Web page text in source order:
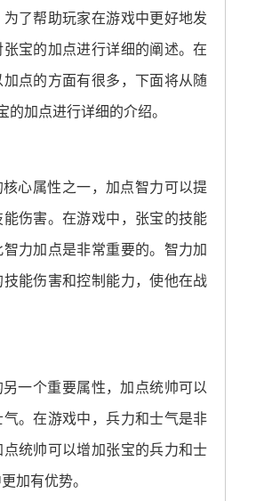
了帮助玩家在游戏中更好地发
宝的加点进行详细的阐述。在
点的方面有很多，下面将从随
的加点进行详细的介绍。
心属性之一，加点智力可以提
伤害。在游戏中，张宝的技能
力加点是非常重要的。智力加
技能伤害和控制能力，使他在战
一个重要属性，加点统帅可以
。在游戏中，兵力和士气是非
统帅可以增加张宝的兵力和士
加有优势。